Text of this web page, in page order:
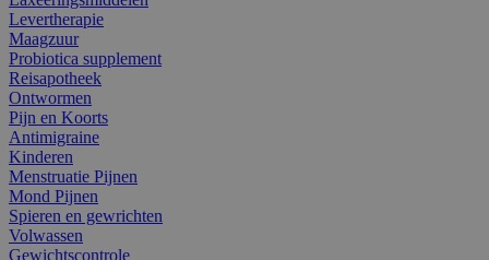
Levertherapie
Maagzuur
Probiotica supplement
Reisapotheek
Ontwormen
Pijn en Koorts
Antimigraine
Kinderen
Menstruatie Pijnen
Mond Pijnen
Spieren en gewrichten
Volwassen
Gewichtscontrole